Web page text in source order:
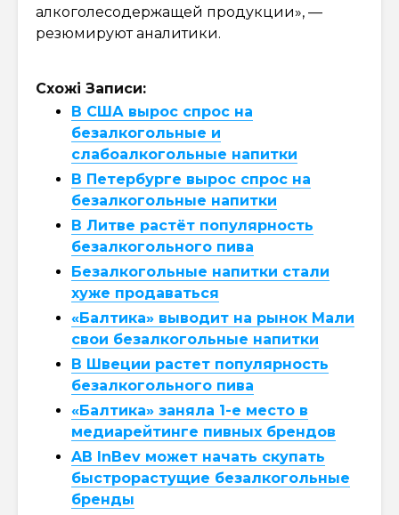
алкоголесодержащей продукции», —
резюмируют аналитики.
Схожі Записи:
В США вырос спрос на
безалкогольные и
слабоалкогольные напитки
В Петербурге вырос спрос на
безалкогольные напитки
В Литве растёт популярность
безалкогольного пива
Безалкогольные напитки стали
хуже продаваться
«Балтика» выводит на рынок Мали
свои безалкогольные напитки
В Швеции растет популярность
безалкогольного пива
«Балтика» заняла 1-е место в
медиарейтинге пивных брендов
AB InBev может начать скупать
быстрорастущие безалкогольные
бренды